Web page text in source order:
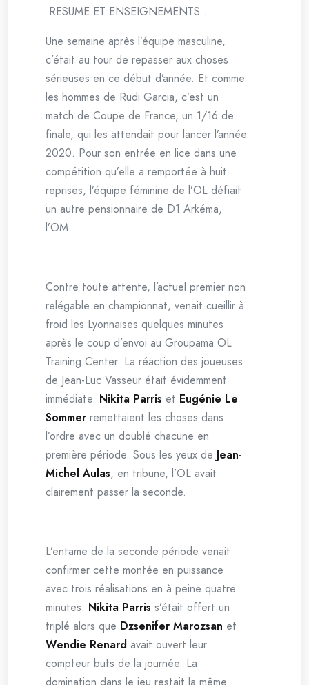
RESUME ET ENSEIGNEMENTS .
Une semaine après l’équipe masculine,
c’était au tour de repasser aux choses
sérieuses en ce début d’année. Et comme
les hommes de Rudi Garcia, c’est un
match de Coupe de France, un 1/16 de
finale, qui les attendait pour lancer l’année
2020. Pour son entrée en lice dans une
compétition qu’elle a remportée à huit
reprises, l’équipe féminine de l’OL défiait
un autre pensionnaire de D1 Arkéma,
l’OM.
Contre toute attente, l’actuel premier non
relégable en championnat, venait cueillir à
froid les Lyonnaises quelques minutes
après le coup d’envoi au Groupama OL
Training Center. La réaction des joueuses
de Jean-Luc Vasseur était évidemment
immédiate. Nikita Parris et Eugénie Le
Sommer remettaient les choses dans
l’ordre avec un doublé chacune en
première période. Sous les yeux de Jean-
Michel Aulas, en tribune, l’OL avait
clairement passer la seconde.
L’entame de la seconde période venait
confirmer cette montée en puissance
avec trois réalisations en à peine quatre
minutes. Nikita Parris s’était offert un
triplé alors que Dzsenifer Marozsan et
Wendie Renard avait ouvert leur
compteur buts de la journée. La